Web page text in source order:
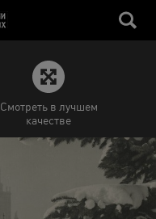
Смотреть в лучшем
качестве